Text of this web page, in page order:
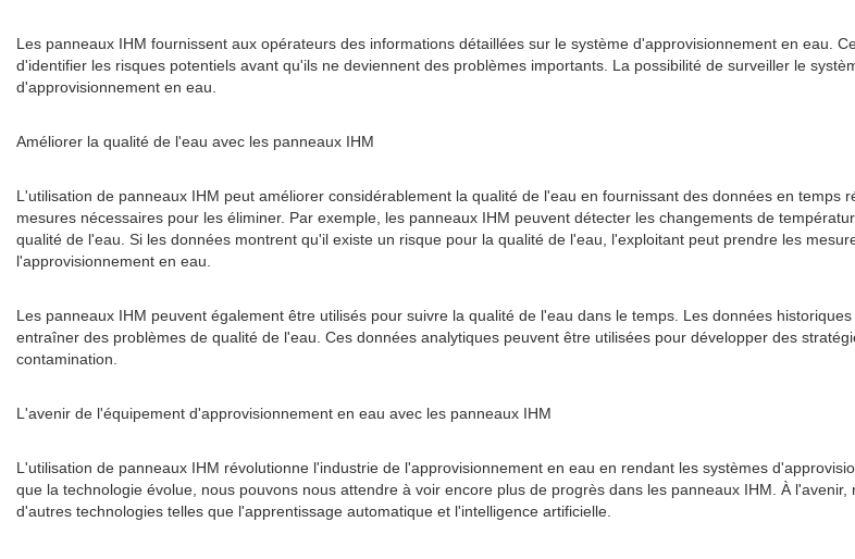
Les panneaux IHM fournissent aux opérateurs des informations détaillées sur le système d'approvisionnement en eau.
d'identifier les risques potentiels avant qu'ils ne deviennent des problèmes importants. La possibilité de surveiller le
d'approvisionnement en eau.
Améliorer la qualité de l'eau avec les panneaux IHM
L'utilisation de panneaux IHM peut améliorer considérablement la qualité de l'eau en fournissant des données en
mesures nécessaires pour les éliminer. Par exemple, les panneaux IHM peuvent détecter les changements de
qualité de l'eau. Si les données montrent qu'il existe un risque pour la qualité de l'eau, l'exploitant peut prendre les
l'approvisionnement en eau.
Les panneaux IHM peuvent également être utilisés pour suivre la qualité de l'eau dans le temps. Les données
entraîner des problèmes de qualité de l'eau. Ces données analytiques peuvent être utilisées pour développer des
contamination.
L'avenir de l'équipement d'approvisionnement en eau avec les panneaux IHM
L'utilisation de panneaux IHM révolutionne l'industrie de l'approvisionnement en eau en rendant les systèmes
que la technologie évolue, nous pouvons nous attendre à voir encore plus de progrès dans les panneaux IHM. À
d'autres technologies telles que l'apprentissage automatique et l'intelligence artificielle.